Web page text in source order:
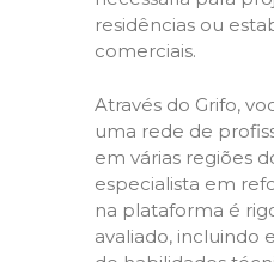
residências ou
comerciais.
Através do Grifo,
uma rede de
em várias regiões
especialista em
na plataforma é
avaliado, incluindo